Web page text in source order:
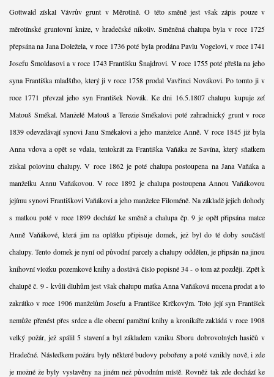
Gottwald získal Vávrův grunt v Měrotíně. O této směně jest však zápis pouze v
měrotínské gruntovní knize, v hradečské nikoliv. Směněná chalupa byla v roce 1725
přepsána na Jana Doležela, v roce 1736 poté byla prodána Pavlu Vogelovi, v roce 1741
Josefu Šmoldasovi a v roce 1743 Františku Šnajdrovi. V roce 1755 poté přešla na jeho
syna Františka mladšího, který ji v roce 1758 prodal Vavřinci Novákovi. Po tomto ji v
roce 1771 převzal jeho syn František Novák. Ke dni 16.5.1807 chalupu kupuje zeť
Matouš Smékal. Manželé Matouš a Terezie Smékalovi poté zahradnický grunt v roce
1839 odevzdávají synovi Janu Smékalovi a jeho manželce Anně. V roce 1845 již byla
Anna vdova a opět se vdala, tentokrát za Františka Vaňáka ze Savína, který sňatkem
získal polovinu chalupy. V roce 1862 je poté chalupa postoupena na Jana Vaňáka a
manželku Annu Vaňákovou. V roce 1892 je chalupa postoupena Annou Vaňákovou
jejímu synovi Františkovi Vaňákovi a jeho manželce Filoméně. Na základě jejich dohody
s matkou poté v roce 1899 dochází ke směně a chalupa čp. 9 je opět připsána matce
Anně Vaňákové, která jim na oplátku připisuje domek, jež byl do té doby součástí
chalupy. Tento domek je nyní od původní parcely a chalupy oddělen, je připsán na jinou
knihovní vložku pozemkové knihy a dostává číslo popisné 34 - o tom až později. Zpět k
chalupě č. 9 - kvůli dluhům jest však chalupu matka Anna Vaňáková nucena prodat a to
zakrátko v roce 1906 manželům Josefu a Františce Krčkovým. Toto její syn František
nemůže přenést přes srdce a dle obecní pamětní knihy a kronikáře zakládá v roce 1908
velký požár, jež spálil 5 stavení a byl základem vzniku Sboru dobrovolných hasičů v
Hradečné. Následkem požáru byly některé budovy pobořeny a poté vznikly nově, i zde
je možné že byly vystavěny na jiném než původním místě. Rovněž tak zde dochází ke